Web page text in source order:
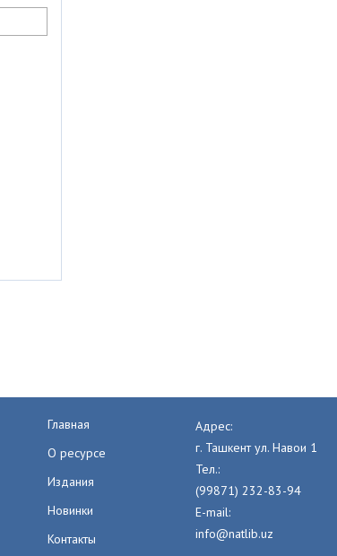
Главная
О ресурсе
Издания
Новинки
Контакты
Адрес:
г. Ташкент ул. Навои 1
Тел.:
(99871) 232-83-94
E-mail:
info@natlib.uz